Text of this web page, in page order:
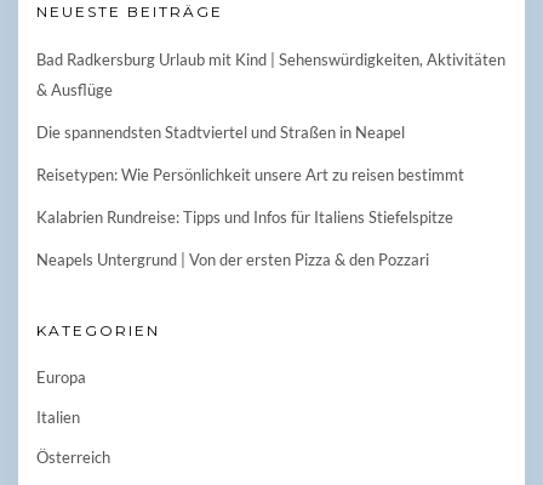
NEUESTE BEITRÄGE
Bad Radkersburg Urlaub mit Kind | Sehenswürdigkeiten, Aktivitäten
& Ausflüge
Die spannendsten Stadtviertel und Straßen in Neapel
Reisetypen: Wie Persönlichkeit unsere Art zu reisen bestimmt
Kalabrien Rundreise: Tipps und Infos für Italiens Stiefelspitze
Neapels Untergrund | Von der ersten Pizza & den Pozzari
KATEGORIEN
Europa
Italien
Österreich